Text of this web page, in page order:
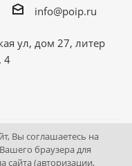
info@poip.ru
ул, дом 27, литер
4
Интернет
Вы соглашаетесь на
браузера для
сайта (авторизации,